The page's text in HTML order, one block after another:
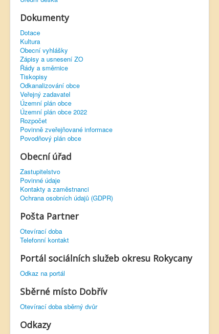
Dokumenty
Dotace
Kultura
Obecní vyhlášky
Zápisy a usnesení ZO
Řády a směrnice
Tiskopisy
Odkanalizování obce
Veřejný zadavatel
Územní plán obce
Územní plán obce 2022
Rozpočet
Povinně zveřejňované informace
Povodňový plán obce
Obecní úřad
Zastupitelstvo
Povinné údaje
Kontakty a zaměstnanci
Ochrana osobních údajů (GDPR)
Pošta Partner
Otevírací doba
Telefonní kontakt
Portál sociálních služeb okresu Rokycany
Odkaz na portál
Sběrné místo Dobřív
Otevírací doba sběrný dvůr
Odkazy